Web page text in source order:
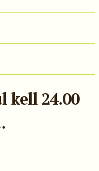
kell 24.00